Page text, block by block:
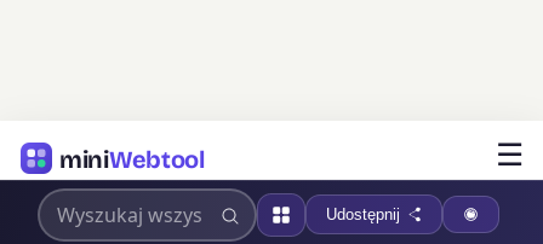
miniWebtool ☰
Udostępnij